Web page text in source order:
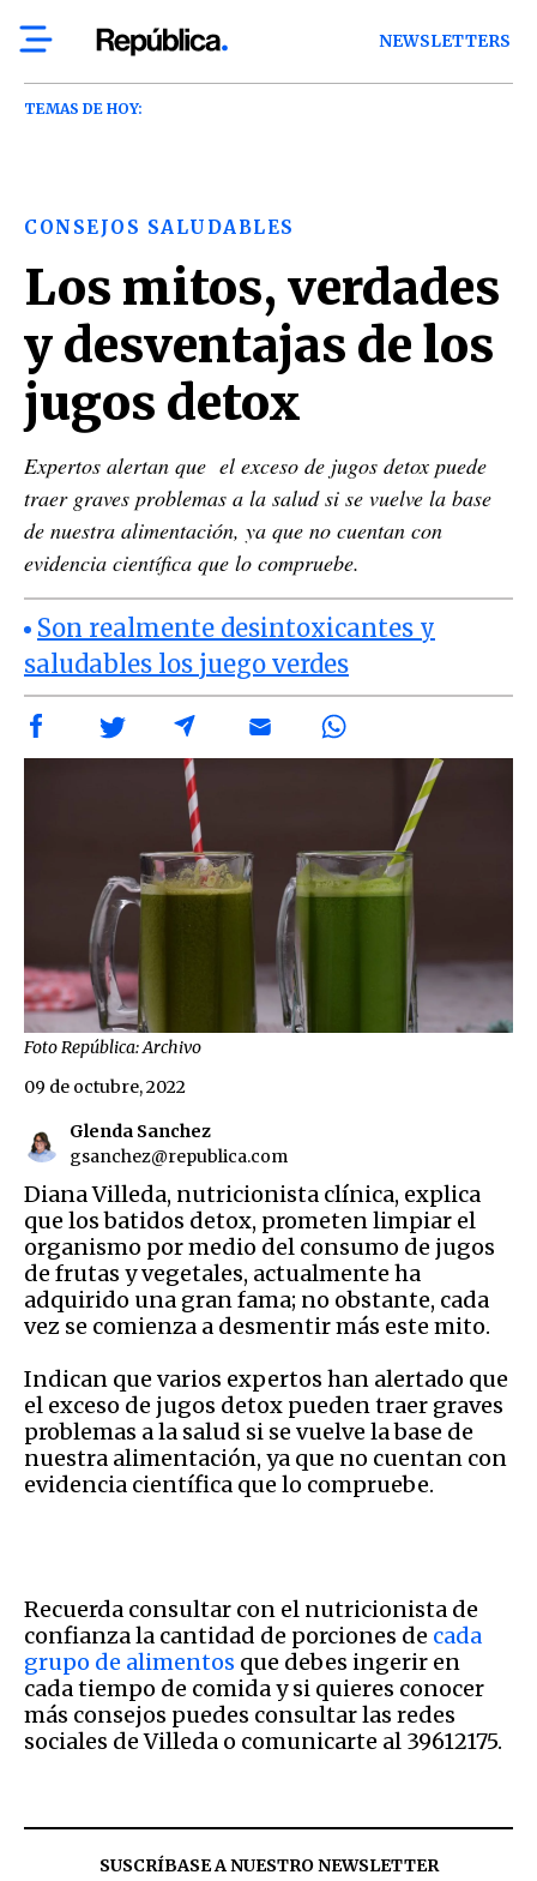
NEWSLETTERS
TEMAS DE HOY:
CONSEJOS SALUDABLES
Los mitos, verdades
y desventajas de los
jugos detox
Expertos alertan que el exceso de jugos detox puede
traer graves problemas a la salud si se vuelve la base
de nuestra alimentación, ya que no cuentan con
evidencia científica que lo compruebe.
Son realmente desintoxicantes y
saludables los juego verdes
Foto República: Archivo
Glenda Sanchez
gsanchez@republica.com
09 de octubre, 2022
Diana Villeda, nutricionista clínica, explica
que losbatidos detox, prometen limpiar el
organismo por medio del consumo de jugos
de frutas y vegetales, actualmente ha
adquirido una gran fama; no obstante, cada
vez se comienza a desmentir más este mito.
Indican que varios expertos han alertado que
el exceso de jugos detox pueden traer graves
problemas a la salud si se vuelve la base de
nuestra alimentación, ya que no cuentan con
evidencia científica que lo compruebe.
Recuerda consultar con el nutricionista de
confianza la cantidad de porciones de cada
grupo de alimentos que debes ingerir en
cada tiempo de comida y si quieres conocer
más consejos puedes consultar las redes
sociales de Villeda o comunicarte al 39612175.
SUSCRÍBASE A NUESTRO NEWSLETTER